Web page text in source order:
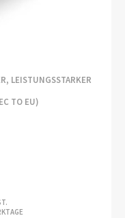
LEISTUNGSSTARKER
TO EU)